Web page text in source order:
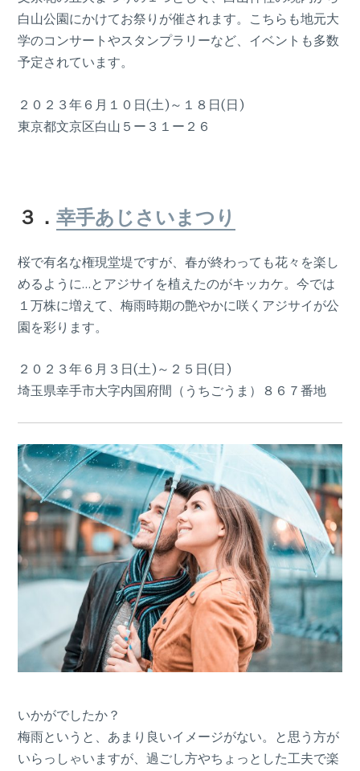
白山公園にかけてお祭りが催されます。こちらも地元大
学のコンサートやスタンプラリーなど、イベントも多数
予定されています。
２０２３年６月１０日(土)～１８日(日)
東京都文京区白山５ー３１ー２６
３．幸手あじさいまつり
桜で有名な権現堂堤ですが、春が終わっても花々を楽し
めるように…とアジサイを植えたのがキッカケ。今では
１万株に増えて、梅雨時期の艶やかに咲くアジサイが公
園を彩ります。
２０２３年６月３日(土)～２５日(日)
埼玉県幸手市大字内国府間（うちごうま）８６７番地
いかがでしたか？
梅雨というと、あまり良いイメージがない。と思う方が
いらっしゃいますが、過ごし方やちょっとした工夫で楽